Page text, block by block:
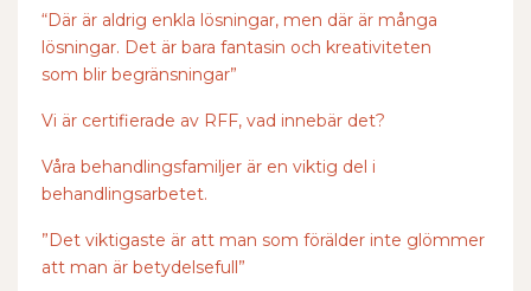
“Där är aldrig enkla lösningar, men där är många
lösningar. Det är bara fantasin och kreativiteten
som blir begränsningar”
Vi är certifierade av RFF, vad innebär det?
Våra behandlingsfamiljer är en viktig del i
behandlingsarbetet.
”Det viktigaste är att man som förälder inte glömmer
att man är betydelsefull”